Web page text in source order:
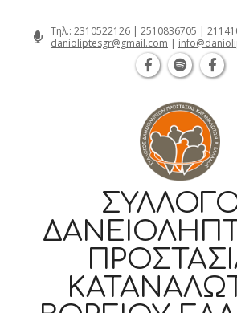
Τηλ.: 2310522126 | 2510836705 |
danioliptesgr@gmail.com |